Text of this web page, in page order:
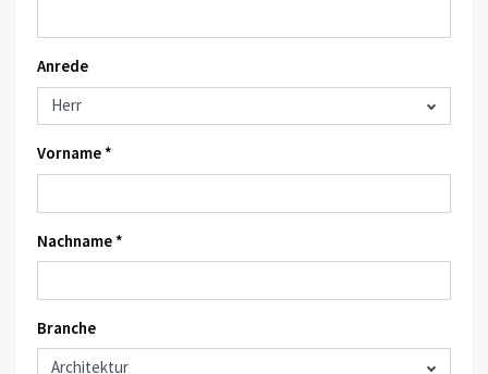
Anrede
Vorname *
Nachname *
Branche